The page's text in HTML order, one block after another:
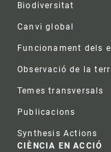
Biodiversitat
Canvi global
Funcionament dels
Observació de la
Temes transversals
Publicacions
Synthesis Actions
CIÈNCIA EN ACCIÓ